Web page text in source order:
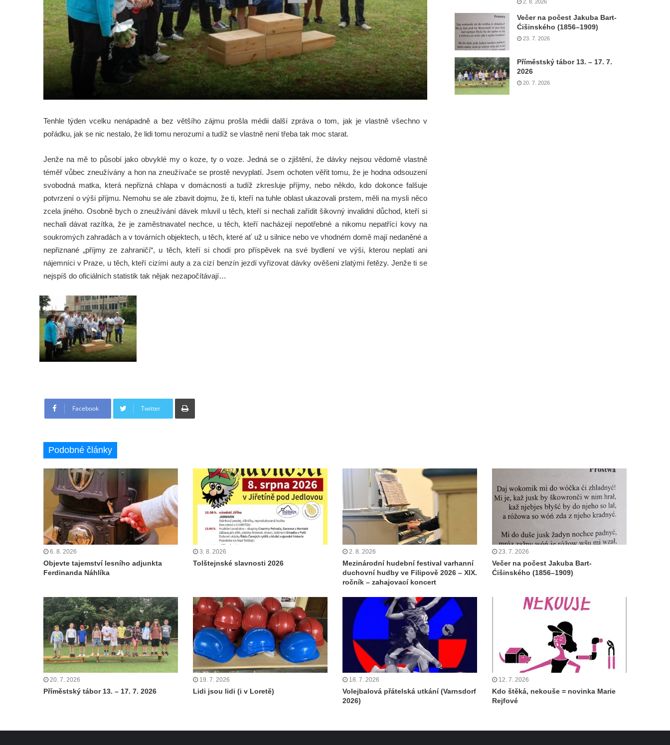
Tenhle týden vcelku nenápadně a bez většího zájmu prošla médii další zpráva o tom, jak je vlastně všechno v
pořádku, jak se nic nestalo, že lidi tomu nerozumí a tudíž se vlastně není třeba tak moc starat.
Jenže na mě to působí jako obvyklé my o koze, ty o voze. Jedná se o zjištění, že dávky nejsou vědomě vlastně
téměř vůbec zneužívány a hon na zneužívače se prostě nevyplatí. Jsem ochoten věřit tomu, že je hodna odsouzení
svobodná matka, která nepřizná chlapa v domácnosti a tudíž zkresluje příjmy, nebo někdo, kdo dokonce falšuje
potvrzení o výši příjmu. Nemohu se ale zbavit dojmu, že ti, kteří na tuhle oblast ukazovali prstem, měli na mysli něco
zcela jiného. Osobně bych o zneužívání dávek mluvil u těch, kteří si nechali zařídit šikovný invalidní důchod, kteří si
nechali dávat razítka, že je zaměstnavatel nechce, u těch, kteří nacházejí nepotřebné a nikomu nepatřící kovy na
soukromých zahradách a v továrních objektech, u těch, které ať už u silnice nebo ve vhodném domě mají nedaněné a
nepřiznané „příjmy ze zahraničí“, u těch, kteří si chodí pro příspěvek na své bydlení ve výši, kterou neplatí ani
nájemníci v Praze, u těch, kteří cizími auty a za cizí benzín jezdí vyřizovat dávky ověšeni zlatými řetězy. Jenže ti se
nejspíš do oficiálních statistik tak nějak nezapočítávají…
Facebook Twitter
Tisknout
2. 8. 2026
Večer na počest Jakuba Bart-
Ćišinského (1856–1909)
23. 7. 2026
Příměstský tábor 13. – 17. 7.
2026
20. 7. 2026
Podobné články
6. 8. 2026
Objevte tajemství lesního adjunkta
Ferdinanda Náhlíka
3. 8. 2026
Tolštejnské slavnosti 2026
2. 8. 2026
Mezinárodní hudební festival varhanní
duchovní hudby ve Filipově 2026 – XIX.
ročník – zahajovací koncert
23. 7. 2026
Večer na počest Jakuba Bart-
Ćišinského (1856–1909)
20. 7. 2026
Příměstský tábor 13. – 17. 7. 2026
19. 7. 2026
Lidi jsou lidi (i v Loretě)
18. 7. 2026
Volejbalová přátelská utkání (Varnsdorf
2026)
12. 7. 2026
Kdo štěká, nekouše = novinka Marie
Rejfové